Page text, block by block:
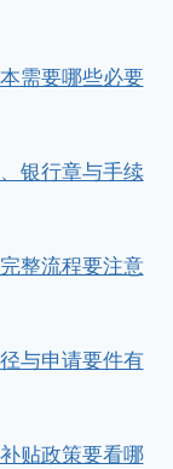
需要哪些必要
银行章与手续
整流程要注意
与申请要件有
贴政策要看哪